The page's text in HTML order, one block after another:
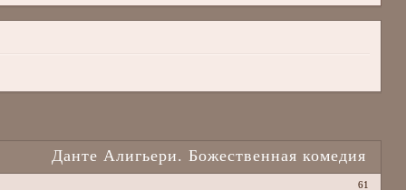
Данте Алигьери. Божественная комедия
61